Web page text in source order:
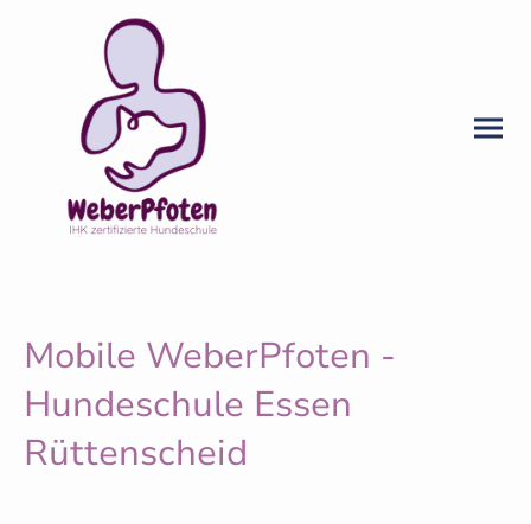
Mobile WeberPfoten -
Hundeschule Essen
Rüttenscheid